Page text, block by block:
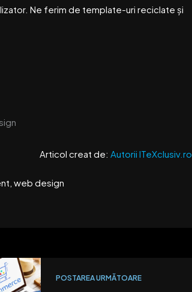
Ne ferim de template-uri reciclate și
Articol creat de: Autorii ITeXclusiv.ro
web design
POSTAREA URMĂTOARE